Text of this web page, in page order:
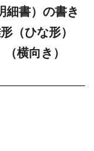
細書）の書き
（ひな形）
横向き）